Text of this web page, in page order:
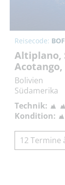
Reisecode:
Altiplano,
Acotango,
Bolivien
Südamerika
Technik:
Kondition:
12 Termine